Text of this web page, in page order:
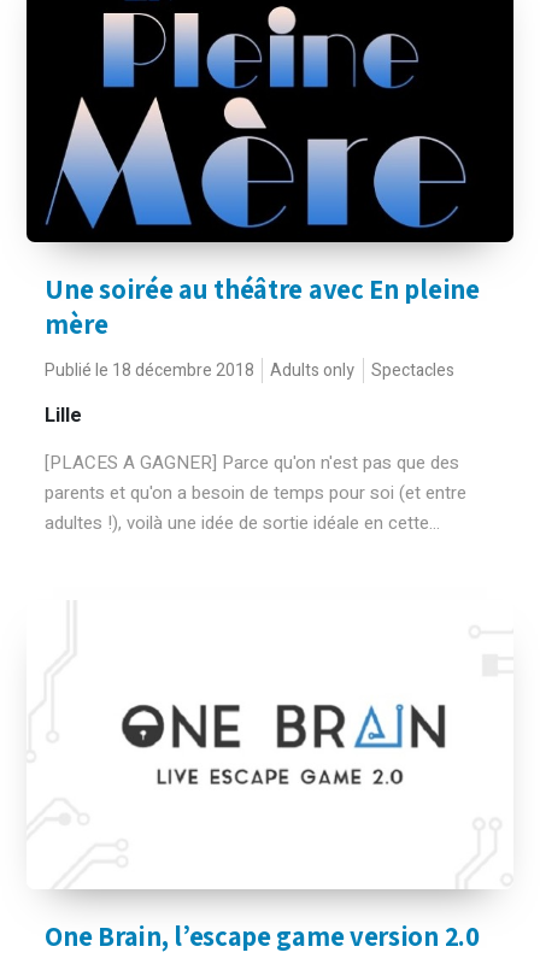
Une soirée au théâtre avec En pleine
mère
Publié le 18 décembre 2018 Adults only Spectacles
Lille
[PLACES A GAGNER] Parce qu'on n'est pas que des
parents et qu'on a besoin de temps pour soi (et entre
adultes !), voilà une idée de sortie idéale en cette...
One Brain, l’escape game version 2.0